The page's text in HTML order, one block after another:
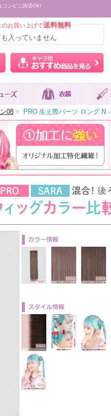
コンビニ決済OK!
のお買い上げで送料無料
入っていません
ウィッグをカラーから探す
08 > PRO 生え際パーツ ロング N